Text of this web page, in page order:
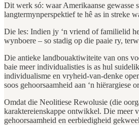
Dit werk só: waar Amerikaanse gewasse
langtermynperspektief te hê as in streke
Die les: Indien jy ‘n vriend of familielid
wynboere – so stadig op die paaie ry,
Die antieke landbouaktiwiteite van ons
baie meer individualisties is as hul
individualisme en vryheid-van-denke
soos gehoorsaamheid aan ‘n hiërargiese
Omdat die Neolitiese Rewolusie (die
karaktereienskappe ontwikkel. Die meer
gehoorsaamheid en eerbiedigheid